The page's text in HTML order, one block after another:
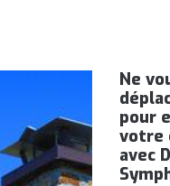
Ne
pour
votre
avec